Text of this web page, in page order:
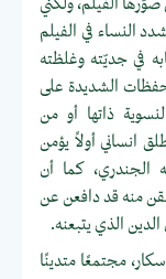
صوّرها الفيلم، ولكني
النساء في الفيلم
في جديّته وغلظته
الشديدة على
ذاتها أو من
انساني أولاً يؤمن
الجندري، كما أن
منه قد دافعن عن
الذي يتبعنه.
مجتمعًا متدينًا